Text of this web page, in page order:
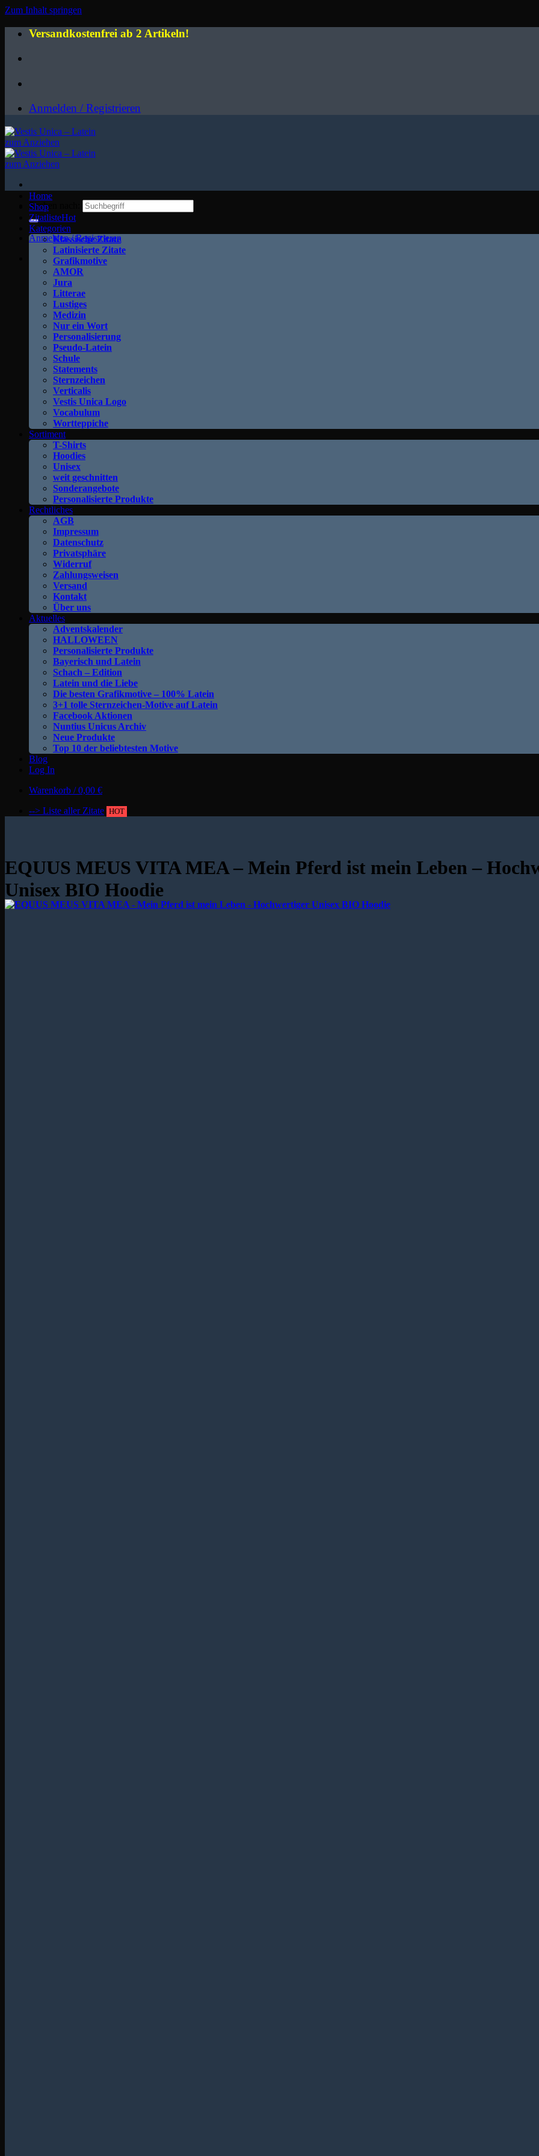
Zum Inhalt springen
Versandkostenfrei ab 2 Artikeln!
Anmelden / Registrieren
Suchen nach:
Anmelden / Registrieren
Home
Shop
Zitatliste
Kategorien
Klassische Zitate
Latinisierte Zitate
Grafikmotive
AMOR
Jura
Litterae
Lustiges
Medizin
Nur ein Wort
Personalisierung
Pseudo-Latein
Schule
Statements
Sternzeichen
Verticalis
Vestis Unica Logo
Vocabulum
Wortteppiche
Sortiment
T-Shirts
Hoodies
Unisex
weit geschnitten
Sonderangebote
Personalisierte Produkte
Rechtliches
AGB
Impressum
Datenschutz
Privatsphäre
Widerruf
Zahlungsweisen
Versand
Kontakt
Über uns
Aktuelles
Adventskalender
HALLOWEEN
Personalisierte Produkte
Bayerisch und Latein
Schach – Edition
Latein und die Liebe
Die besten Grafikmotive – 100% Latein
3+1 tolle Sternzeichen-Motive auf Latein
Facebook Aktionen
Nuntius Unicus Archiv
Neue Produkte
Top 10 der beliebtesten Motive
Blog
Log In
Warenkorb /0,00 €
--> Liste aller Zitate HOT
EQUUS MEUS VITA MEA – Mein Pferd ist mein Leben –
Unisex BIO Hoodie